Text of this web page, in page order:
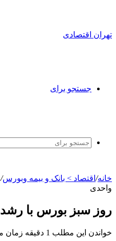
تهران اقتصادی
جستجو برای
خانه/ اقتصاد > بانک و بیمه وبورس/
واحدی
روز سبز بورس با رشد ۲۴ هزار واحدی
خواندن این مطلب 1 دقیقه زمان میبرد